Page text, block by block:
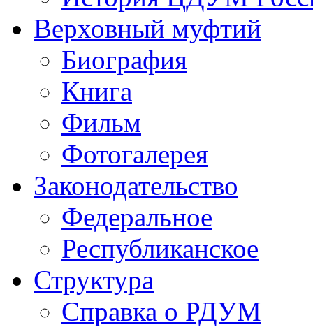
Верховный муфтий
Биография
Книга
Фильм
Фотогалерея
Законодательство
Федеральное
Республиканское
Структура
Справка о РДУМ